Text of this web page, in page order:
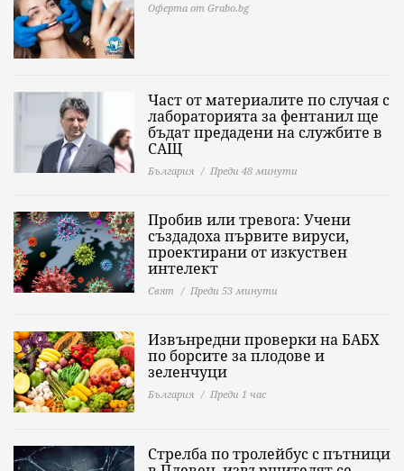
Оферта от Grabo.bg
Част от материалите по случая с
лабораторията за фентанил ще
бъдат предадени на службите в
САЩ
България Преди 48 минути
Пробив или тревога: Учени
създадоха първите вируси,
проектирани от изкуствен
интелект
Свят Преди 53 минути
Извънредни проверки на БАБХ
по борсите за плодове и
зеленчуци
България Преди 1 час
Стрелба по тролейбус с пътници